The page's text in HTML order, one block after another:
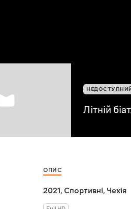
Літній
ОПИС
2021, Спортивні, Чехія